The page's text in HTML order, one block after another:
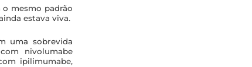
mesmo padrão
estava viva.
uma sobrevida
nivolumabe
ipilimumabe,